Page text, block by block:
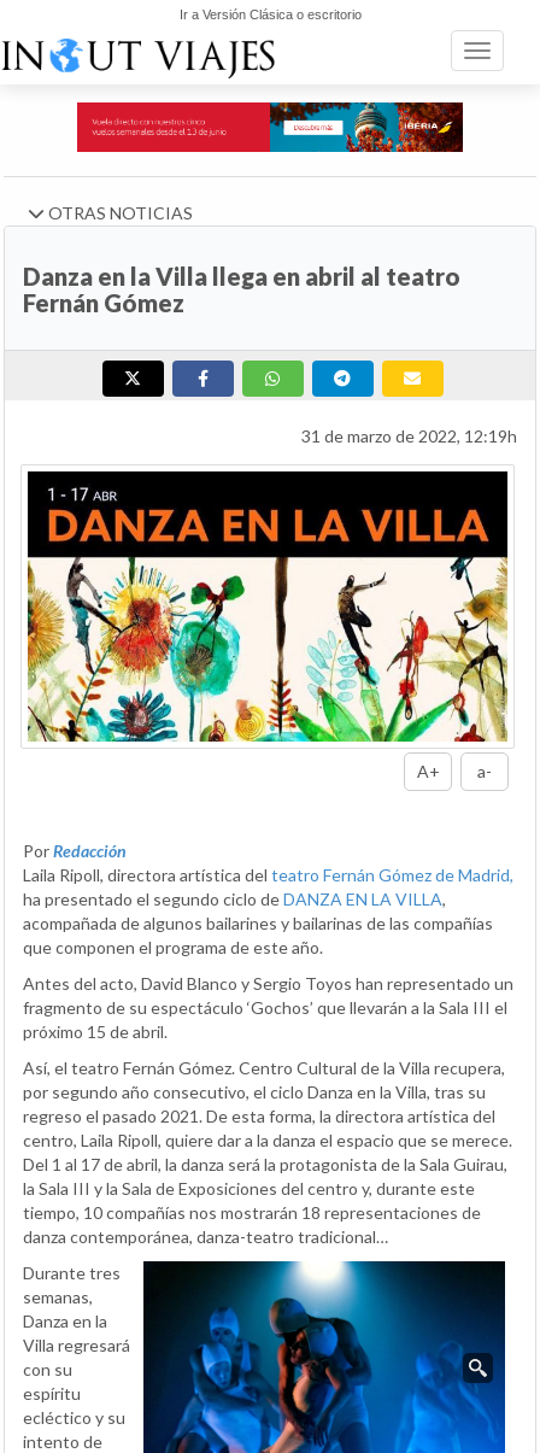
Ir a Versión Clásica o escritorio
Toggle
OTRAS NOTICIAS
Danza en la Villa llega en abril al teatro
Fernán Gómez
31 de marzo de 2022, 12:19h
A+ a-
PorRedacción
Laila Ripoll, directora artística del teatro Fernán Gómez de Madrid,
ha presentado el segundo ciclo deDANZA EN LA VILLA,
acompañada de algunos bailarines y bailarinas de las compañías
que componen el programa de este año.
Antes del acto, David Blanco y Sergio Toyos han representado un
fragmento de su espectáculo ‘Gochos’ que llevarán a la Sala III el
próximo 15 de abril.
Así, el teatro Fernán Gómez. Centro Cultural de la Villa recupera,
por segundo año consecutivo, el ciclo Danza en la Villa, tras su
regreso el pasado 2021. De esta forma, la directora artística del
centro, Laila Ripoll, quiere dar a la danza el espacio que se merece.
Del 1 al 17 de abril, la danza será la protagonista de la Sala Guirau,
la Sala III y la Sala de Exposiciones del centro y, durante este
tiempo, 10 compañías nos mostrarán 18 representaciones de
danza contemporánea, danza-teatro tradicional…
Durante tres
semanas,
Danza en la
Villa regresará
con su
espíritu
ecléctico y su
intento de